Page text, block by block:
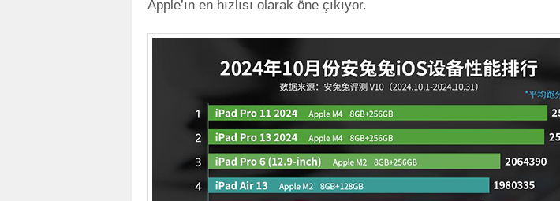
Apple’ın en hızlısı olarak öne çıkıyor.